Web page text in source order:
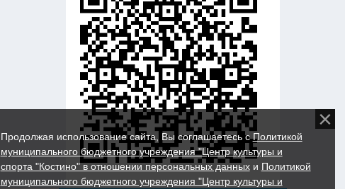
Продолжая использование сайта, Вы соглашаетесь сПолитикой
муниципального бюджетного учреждения "Центр культуры и
спорта "Костино" в отношении персональных данныхи Политикой
муниципального бюджетного учреждения "Центр культуры и